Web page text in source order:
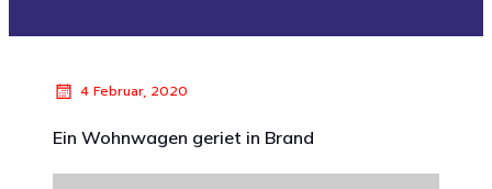
4 Februar, 2020
Ein Wohnwagen geriet in Brand